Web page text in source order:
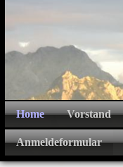
Home Vorstand
Anmeldeformular